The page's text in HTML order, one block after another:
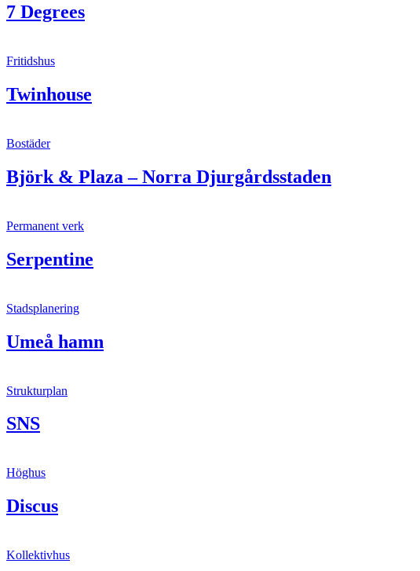
7 Degrees
Fritidshus
Twinhouse
Bostäder
Björk & Plaza – Norra Djurgårdsstaden
Permanent verk
Serpentine
Stadsplanering
Umeå hamn
Strukturplan
SNS
Höghus
Discus
Kollektivhus